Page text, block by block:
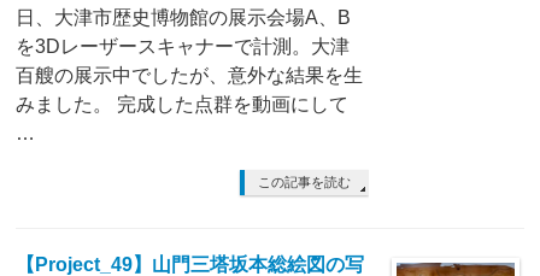
日、大津市歴史博物館の展示会場A、B
を3Dレーザースキャナーで計測。大津
百艘の展示中でしたが、意外な結果を生
みました。 完成した点群を動画にして
…
この記事を読む
【Project_49】山門三塔坂本総絵図の写